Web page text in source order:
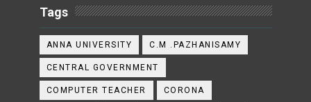
Tags
ANNA UNIVERSITY C.M .PAZHANISAMY
CENTRAL GOVERNMENT
COMPUTER TEACHER CORONA